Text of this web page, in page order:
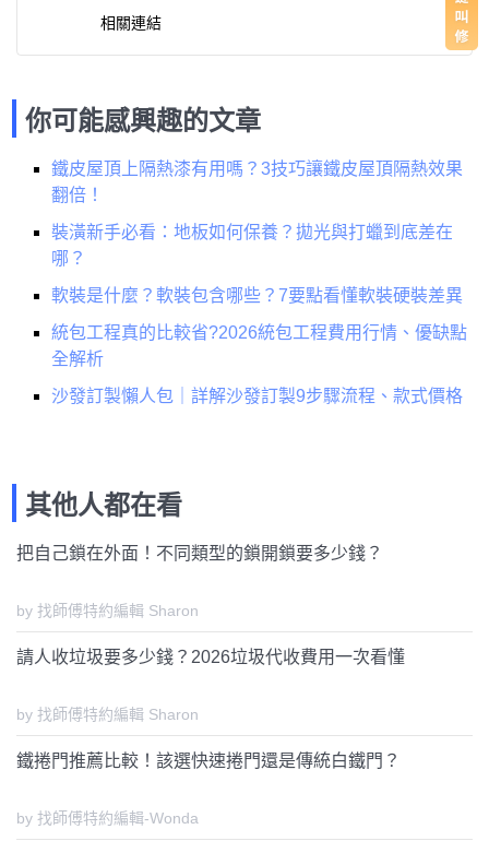
相關連結
你可能感興趣的文章
鐵皮屋頂上隔熱漆有用嗎？3技巧讓鐵皮屋頂隔熱效果
翻倍！
裝潢新手必看：地板如何保養？拋光與打蠟到底差在
哪？
軟裝是什麼？軟裝包含哪些？7要點看懂軟裝硬裝差異
統包工程真的比較省?2026統包工程費用行情、優缺點
全解析
沙發訂製懶人包｜詳解沙發訂製9步驟流程、款式價格
其他人都在看
把自己鎖在外面！不同類型的鎖開鎖要多少錢？
by 找師傅特約編輯 Sharon
請人收垃圾要多少錢？2026垃圾代收費用一次看懂
by 找師傅特約編輯 Sharon
鐵捲門推薦比較！該選快速捲門還是傳統白鐵門？
by 找師傅特約編輯-Wonda